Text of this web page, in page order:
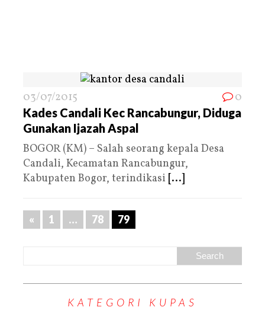
03/07/2015 0
Kades Candali Kec Rancabungur, Diduga
Gunakan Ijazah Aspal
BOGOR (KM) – Salah seorang kepala Desa
Candali, Kecamatan Rancabungur,
Kabupaten Bogor, terindikasi [...]
« 1 … 78 79
KATEGORI KUPAS